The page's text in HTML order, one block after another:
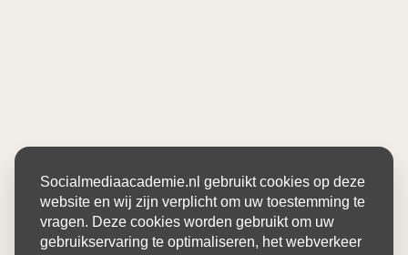
Socialmediaacademie.nl gebruikt cookies op deze
website en wij zijn verplicht om uw toestemming te
vragen. Deze cookies worden gebruikt om uw
gebruikservaring te optimaliseren, het webverkeer